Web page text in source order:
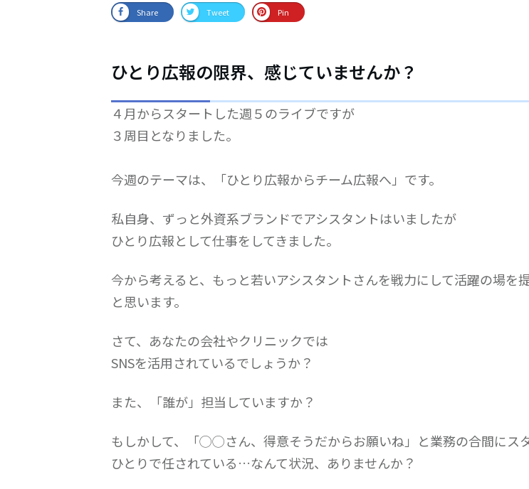
Share Tweet Pin
ひとり広報の限界、感じていませんか？
４月からスタートした週５のライブですが
３周目となりました。
今週のテーマは、「ひとり広報からチーム広報へ」です。
私自身、ずっと外資系ブランドでアシスタントはいましたが
ひとり広報として仕事をしてきました。
今から考えると、もっと若いアシスタントさんを戦力にして活躍の場を
と思います。
さて、あなたの会社やクリニックでは
SNSを活用されているでしょうか？
また、「誰が」担当していますか？
もしかして、「◯◯さん、得意そうだからお願いね」と業務の合間にス
ひとりで任されている…なんて状況、ありませんか？